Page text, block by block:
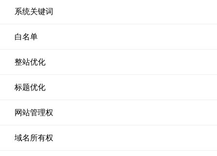
系统关键词
白名单
整站优化
标题优化
网站管理权
域名所有权